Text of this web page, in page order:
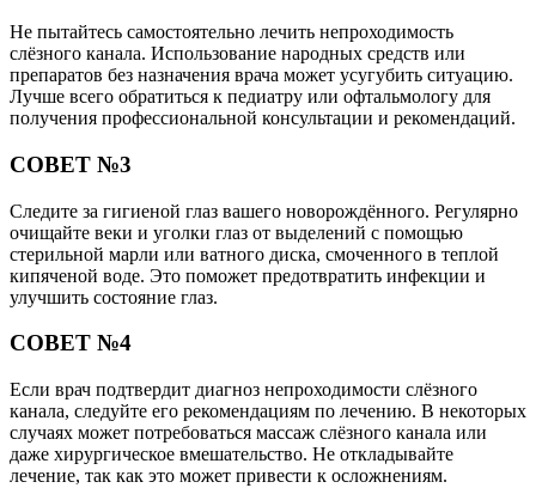
Не пытайтесь самостоятельно лечить непроходимость
слёзного канала. Использование народных средств или
препаратов без назначения врача может усугубить ситуацию.
Лучше всего обратиться к педиатру или офтальмологу для
получения профессиональной консультации и рекомендаций.
СОВЕТ №3
Следите за гигиеной глаз вашего новорождённого. Регулярно
очищайте веки и уголки глаз от выделений с помощью
стерильной марли или ватного диска, смоченного в теплой
кипяченой воде. Это поможет предотвратить инфекции и
улучшить состояние глаз.
СОВЕТ №4
Если врач подтвердит диагноз непроходимости слёзного
канала, следуйте его рекомендациям по лечению. В некоторых
случаях может потребоваться массаж слёзного канала или
даже хирургическое вмешательство. Не откладывайте
лечение, так как это может привести к осложнениям.